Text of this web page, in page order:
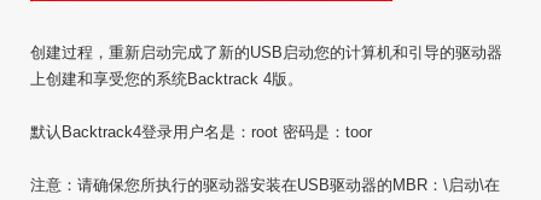
创建过程，重新启动完成了新的USB启动您的计算机和引导的驱动器
上创建和享受您的系统Backtrack 4版。
默认Backtrack4登录用户名是：root 密码是：toor
注意：请确保您所执行的驱动器安装在USB驱动器的MBR：\启动\在